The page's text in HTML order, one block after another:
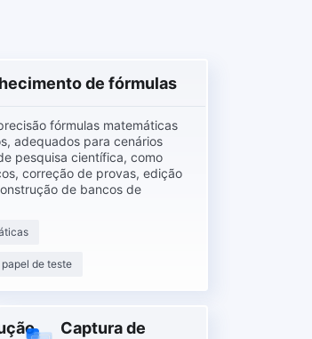
de fórmulas
fórmulas matemáticas
adequados para cenários
pesquisa científica, como
correção de provas, edição
de bancos de
de teste
Captura de